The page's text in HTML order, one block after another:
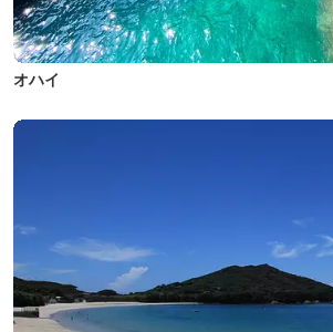
オハイ